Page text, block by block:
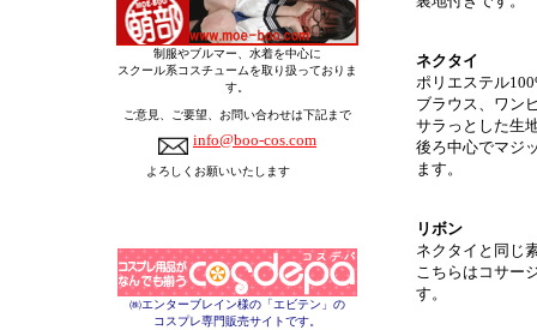
制服やブルマー、水着を中心に
スクール系コスチュームを取り扱っておりま
す。
ご意見、ご要望、お問い合わせは下記まで
info@boo-cos.com
よろしくお願いいたします
㈱エンターブレイン様の「エビテン」の
コスプレ専門販売サイトです。
ネクタイ
ポリエステル
ブラウス、ワン
サラっとした生
後ろ中心でマジ
ます。
リボン
ネクタイと同じ
こちらはコサー
す。